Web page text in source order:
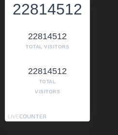
22814512
22814512
TOTAL VISITORS
22814512
TOTAL
VISITORS